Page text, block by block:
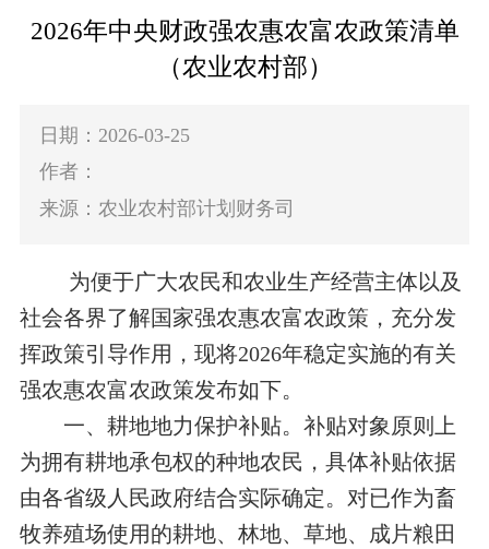
2026年中央财政强农惠农富农政策清单
（农业农村部）
日期：2026-03-25
作者：
来源：农业农村部计划财务司
为便于广大农民和农业生产经营主体以及
社会各界了解国家强农惠农富农政策，充分发
挥政策引导作用，现将2026年稳定实施的有关
强农惠农富农政策发布如下。
一、耕地地力保护补贴。补贴对象原则上
为拥有耕地承包权的种地农民，具体补贴依据
由各省级人民政府结合实际确定。对已作为畜
牧养殖场使用的耕地、林地、草地、成片粮田